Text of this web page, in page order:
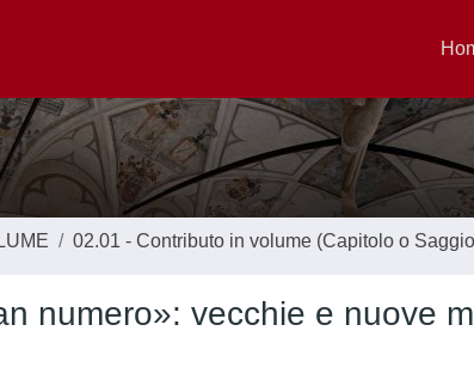
02.01 - Contributo in volume (Capitolo o
numero»: vecchie e nuove